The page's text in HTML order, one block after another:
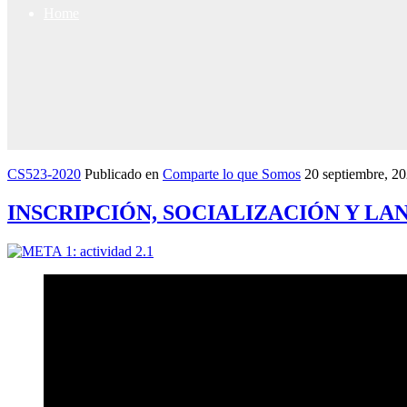
CS523-2020 Publicado en Comparte lo que Somos 20 septiembre,
INSCRIPCIÓN, SOCIALIZACIÓN Y